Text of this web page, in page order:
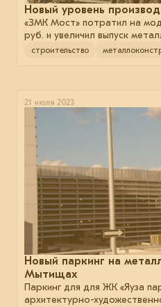
Новый уровень
«ЗМК Мост» потратил на
руб. и увеличил выпуск
строительство
21 июля 2023
Новый паркинг на
Мытищах
Паркинг для для ЖК «Яуза
архитектурно-